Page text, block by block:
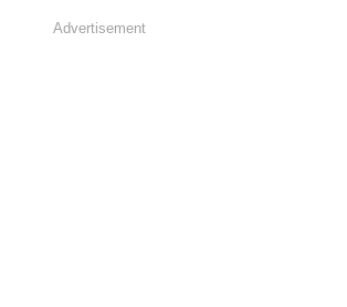
Advertisement